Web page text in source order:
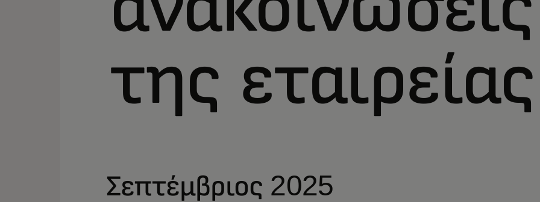
της εταιρείας
Σεπτέμβριος 2025